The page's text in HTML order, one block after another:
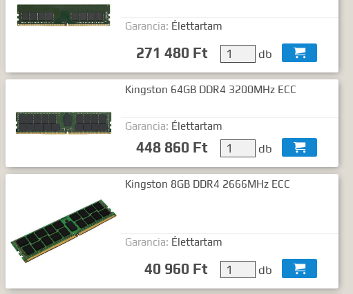
"szó1 szó2 szó..." Garancia: Élettartam
271 480 Ft db 
Kingston 64GB DDR4 3200MHz ECC
Garancia: Élettartam
448 860 Ft db 
Kingston 8GB DDR4 2666MHz ECC
Garancia: Élettartam
40 960 Ft db 